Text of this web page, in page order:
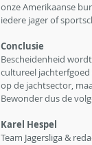
onze Amerikaanse
iedere jager of
Conclusie
Bescheidenheid
cultureel
op de jachtsector,
Bewonder dus de
Karel Hespel
Team Jagersliga &